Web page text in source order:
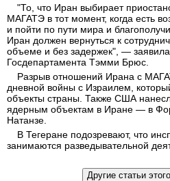
"То, что Иран выбирает
МАГАТЭ в тот момент, когда есть
и пойти по пути мира и
Иран должен вернуться к
объеме и без задержек", — заявила
Госдепартамента Тэмми Брюс.
Разрыв отношений Ирана с
дневной войны с Израилем,
объекты страны. Также США
ядерным объектам в Иране — в
Натанзе.
В Тегеране подозревают, что
занимаются разведывательной